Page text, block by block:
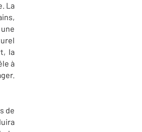
La
la
à
de